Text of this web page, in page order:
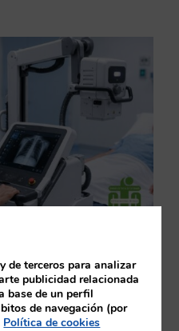
horas
portátil
de terceros para analizar
publicidad relacionada
base de un perfil
de navegación (por
Política de cookies